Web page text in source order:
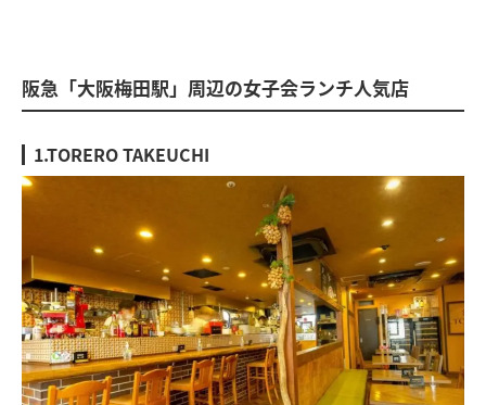
阪急「大阪梅田駅」周辺の女子会ランチ人気店
1.TORERO TAKEUCHI